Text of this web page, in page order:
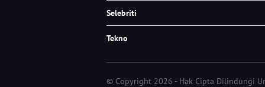
Selebriti
Tekno
© Copyright 2026 - Hak Cipta Dilindungi